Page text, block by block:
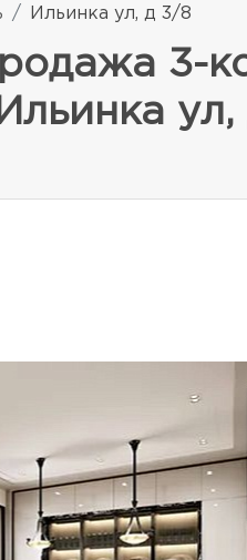
Ильинка ул, д 3/8
3-